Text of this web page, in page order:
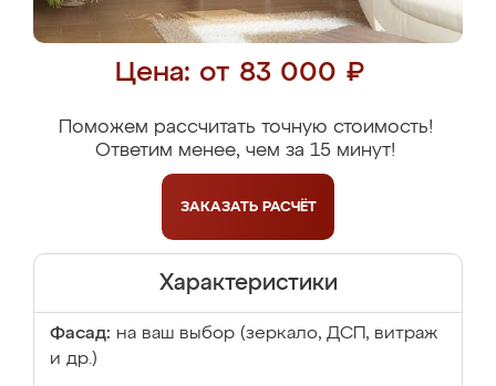
Цена: от 83 000 ₽
Поможем рассчитать точную стоимость!
Ответим менее, чем за 15 минут!
ЗАКАЗАТЬ РАСЧЁТ
Характеристики
Фасад: на ваш выбор (зеркало, ДСП, витраж
и др.)